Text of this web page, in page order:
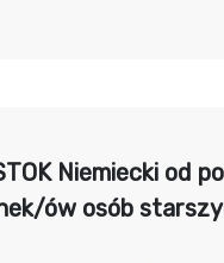
Niemiecki od
ów osób